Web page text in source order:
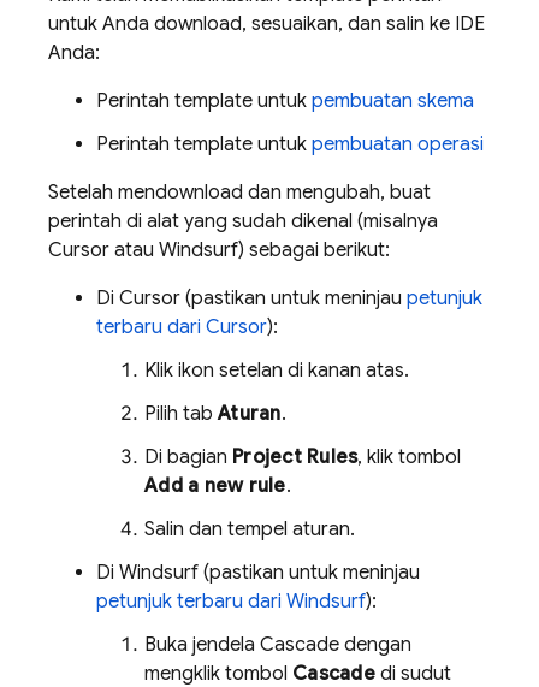
untuk Anda download, sesuaikan, dan salin ke IDE
Anda:
Perintah template untuk pembuatan skema
Perintah template untuk pembuatan operasi
Setelah mendownload dan mengubah, buat
perintah di alat yang sudah dikenal (misalnya
Cursor atau Windsurf) sebagai berikut:
Di Cursor (pastikan untuk meninjau petunjuk
terbaru dari Cursor):
Klik ikon setelan di kanan atas.
Pilih tabAturan.
Di bagian Project Rules, klik tombol
Add a new rule.
Salin dan tempel aturan.
Di Windsurf (pastikan untuk meninjau
petunjuk terbaru dari Windsurf):
Buka jendela Cascade dengan
mengklik tombol Cascadedi sudut